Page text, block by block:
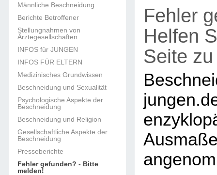
Männliche Beschneidung
Berichte Betroffener
Stellungnahmen von
Ärztegesellschaften
INFOS für JUNGEN
INFOS FÜR ELTERN
Medizinisches Grundwissen
Beschneidung und Sexualität
Psychologische Aspekte der
Beschneidung
Beschneidung und Religion
Gesellschaftliche Aspekte der
Beschneidung
Presseberichte
Fehler gefunden? - Bitte
melden!
Fehler
Helfen
Seite